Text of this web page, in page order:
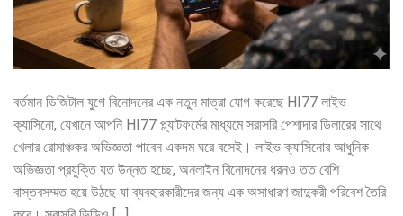
বর্তমান ডিজিটাল যুগে বিনোদনের এক নতুন মাত্রা যোগ করেছে HI77 লাইভ
ক্যাসিনো, যেখানে আপনি HI77 প্ল্যাটফর্মের মাধ্যমে সরাসরি পেশাদার ডিলারের সাথে
খেলার রোমাঞ্চকর অভিজ্ঞতা পাবেন একদম ঘরে বসেই। লাইভ ক্যাসিনোর আধুনিক
অভিজ্ঞতা প্রযুক্তি যত উন্নত হচ্ছে, অনলাইন বিনোদনের ধরনও তত বেশি
বাস্তবসম্মত হয়ে উঠছে যা ব্যবহারকারীদের জন্য এক অসাধারণ জাদুকরী পরিবেশ তৈরি